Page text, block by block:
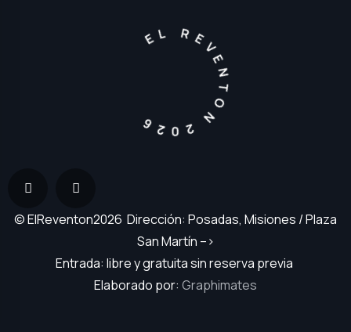
EL REVENTON 2026
© ElReventon2026 Dirección: Posadas, Misiones / Plaza
San Martín –>
Entrada: libre y gratuita sin reserva previa
Elaborado por: Graphimates